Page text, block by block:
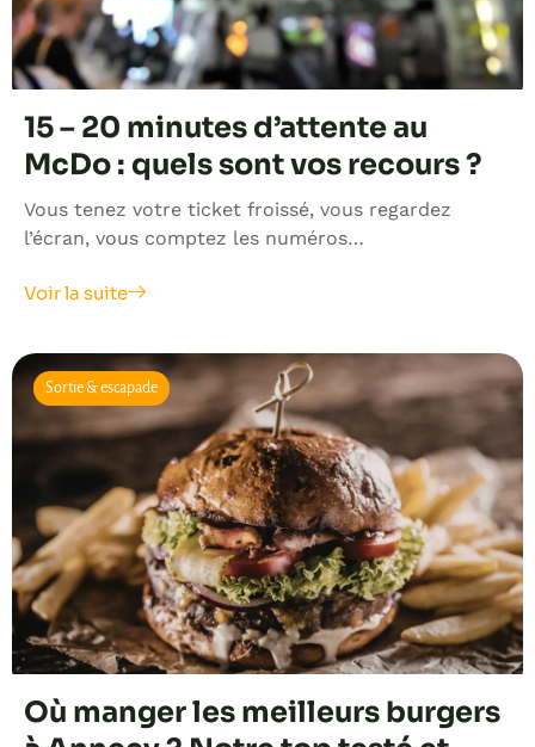
15 – 20 minutes d’attente au
McDo : quels sont vos recours ?
Vous tenez votre ticket froissé, vous regardez
l’écran, vous comptez les numéros…
Voir la suite
Sortie & escapade
Où manger les meilleurs burgers